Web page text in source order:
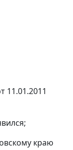
11.01.2011
краю